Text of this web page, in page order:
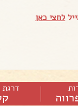
לחצי כאן
דרגת